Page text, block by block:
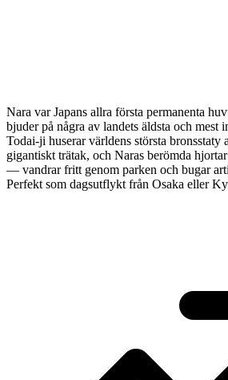
Nara var Japans allra första permanenta
bjuder på några av landets äldsta och mest
Todai-ji huserar världens största bronsstaty
gigantiskt trätak, och Naras berömda
— vandrar fritt genom parken och bugar
Perfekt som dagsutflykt från Osaka eller